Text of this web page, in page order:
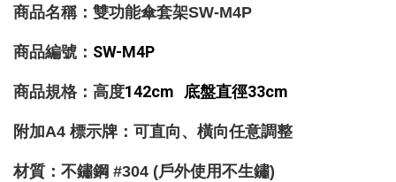
商品名稱：雙功能傘套架SW-M4P
商品編號： SW-M4P
商品規格：高度142cm 底盤直徑33cm
附加A4 標示牌 ： 可直向、橫向任意調整
材質 ： 不鏽鋼 #304 (戶外使用不生鏽)